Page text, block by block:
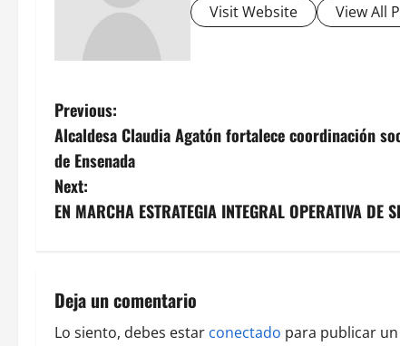
Visit Website View All
P
o
s
t
a
Previous:
Alcaldesa Claudia Agatón fortalece coordinación
de Ensenada
Next:
EN MARCHA ESTRATEGIA INTEGRAL OPERATIVA DE
Deja un comentario
Lo siento, debes estar conectado para publicar